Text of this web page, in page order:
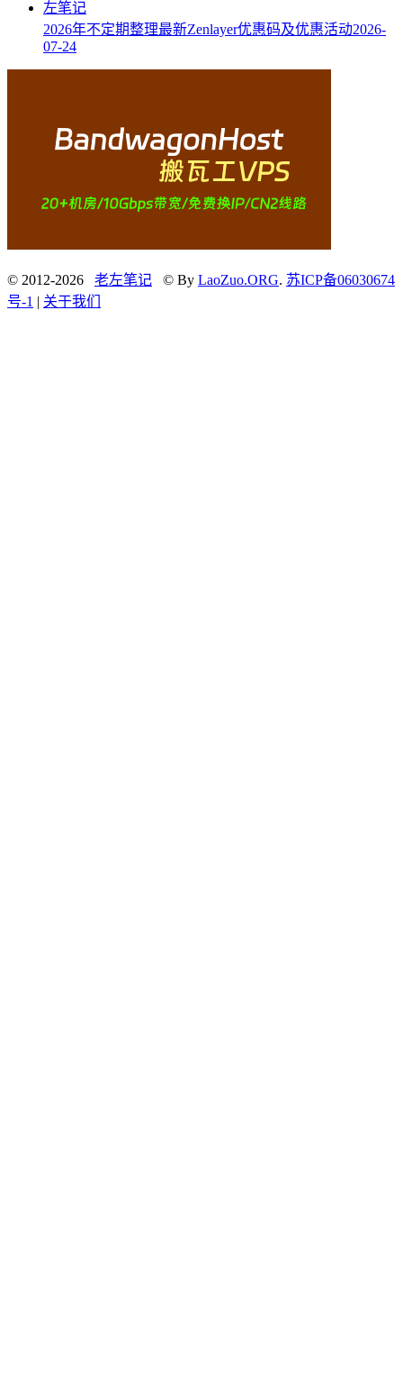
2026年不定期整理最新Zenlayer优惠码及优惠活动2026-
07-24
© 2012-2026 老左笔记 © By LaoZuo.ORG. 苏ICP备06030674
号-1 | 关于我们